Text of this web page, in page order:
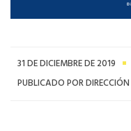
31 DE DICIEMBRE DE 2019
PUBLICADO POR